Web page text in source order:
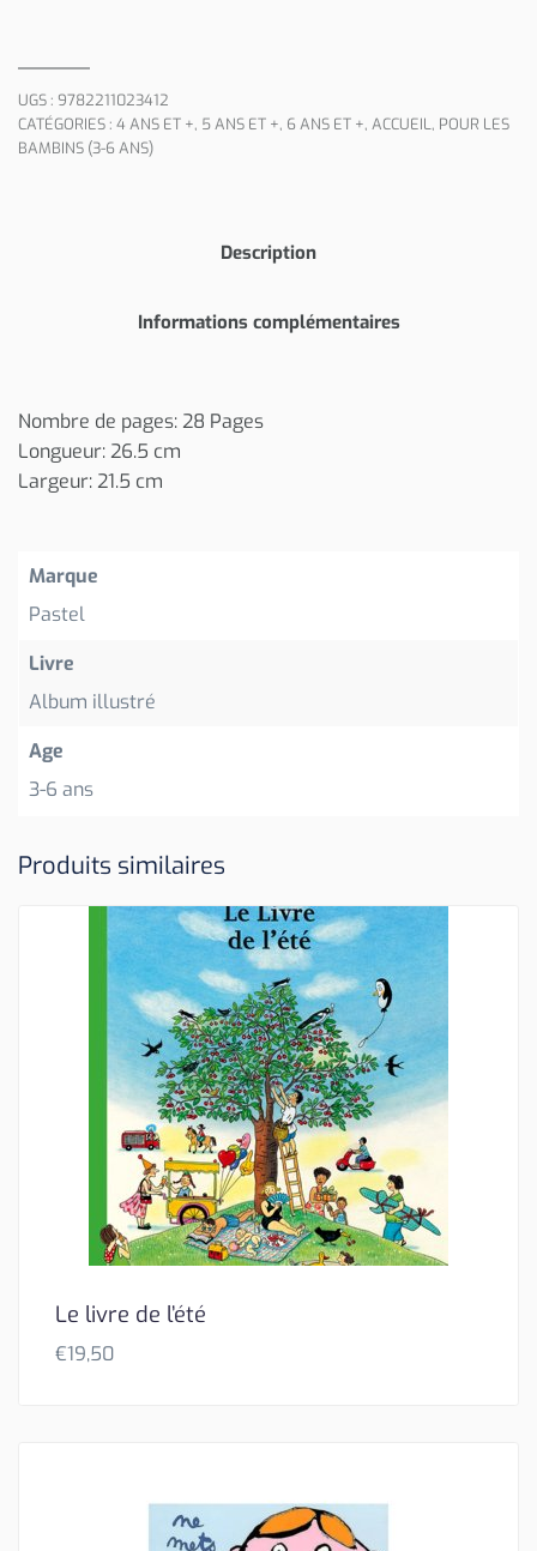
UGS : 9782211023412
CATÉGORIES : 4 ANS ET +, 5 ANS ET +, 6 ANS ET +, ACCUEIL, POUR LES
BAMBINS (3-6 ANS)
Description
Informations complémentaires
Nombre de pages: 28 Pages
Longueur: 26.5 cm
Largeur: 21.5 cm
Marque
Pastel
Livre
Album illustré
Age
3-6 ans
Produits similaires
Le livre de l’été
€19,50